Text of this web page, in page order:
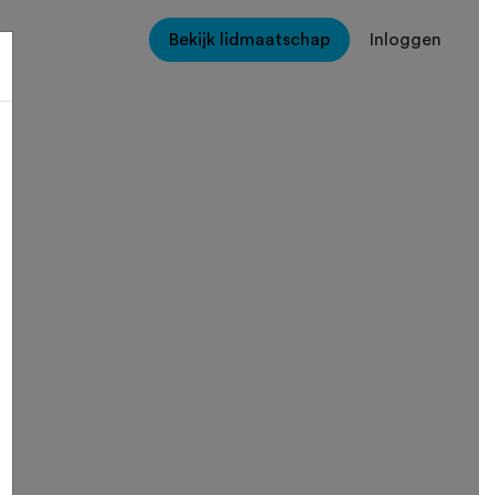
Bekijk lidmaatschap Inloggen